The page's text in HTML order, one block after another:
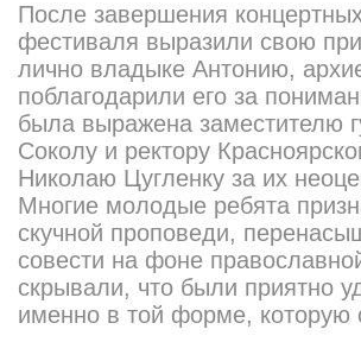
После завершения
фестиваля выразили свою
лично владыке Антонию,
поблагодарили его за
была выражена заместителю
Соколу и ректору
Николаю Цугленку за их
Многие молодые ребята
скучной проповеди,
совести на фоне
скрывали, что были приятно
именно в той форме, которую